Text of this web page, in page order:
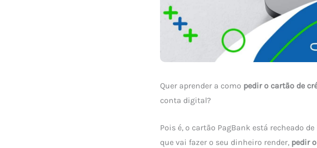
Quer aprender a como pedir o cartão de
conta digital?
Pois é, o cartão PagBank está recheado
que vai fazer o seu dinheiro render, pedir